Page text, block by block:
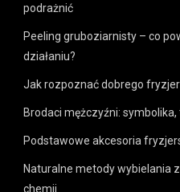
podrażnić
Peeling gruboziarnisty – co
działaniu?
Jak rozpoznać dobrego
Brodaci mężczyźni:
Podstawowe akcesoria
Naturalne metody wybielania
chemii